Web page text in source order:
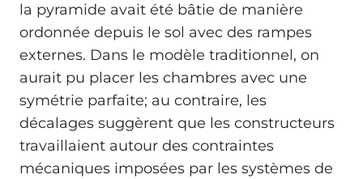
la pyramide avait été bâtie de manière
ordonnée depuis le sol avec des rampes
externes. Dans le modèle traditionnel, on
aurait pu placer les chambres avec une
symétrie parfaite; au contraire, les
décalages suggèrent que les constructeurs
travaillaient autour des contraintes
mécaniques imposées par les systèmes de